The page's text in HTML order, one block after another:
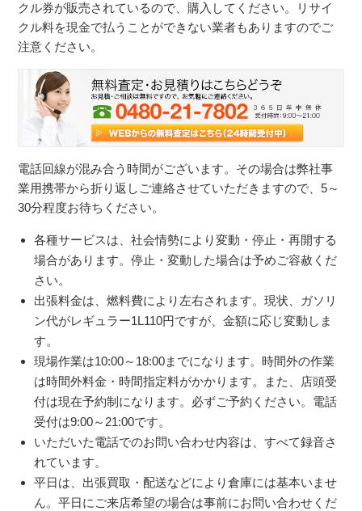
クル券が販売されているので、購入してください。リサイ
クル料を現金で払うことができない業者もありますのでご
注意ください。
電話回線が混み合う時間がございます。その場合は弊社事
業用携帯から折り返しご連絡させていただきますので、5～
30分程度お待ちください。
各種サービスは、社会情勢により変動・停止・再開する
場合があります。停止・変動した場合は予めご容赦くだ
さい。
出張料金は、燃料費により左右されます。現状、ガソリ
ン代がレギュラー1L110円ですが、金額に応じ変動しま
す。
現場作業は10:00～18:00までになります。時間外の作業
は時間外料金・時間指定料がかかります。また、店頭受
付は現在予約制になります。必ずご予約ください。電話
受付は9:00～21:00です。
いただいた電話でのお問い合わせ内容は、すべて録音さ
れています。
平日は、出張買取・配送などにより倉庫には基本いませ
ん。平日にご来店希望の場合は事前にお問い合わせくだ